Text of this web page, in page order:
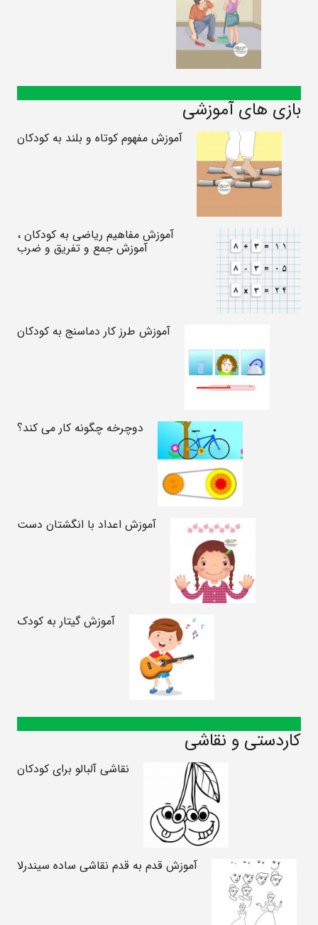
بازی های آموزشی
آموزش مفهوم کوتاه و بلند به کودکان
آموزش مفاهیم ریاضی به کودکان ،
آموزش جمع و تفریق و ضرب
آموزش طرز کار دماسنج به کودکان
دوچرخه چگونه کار می کند؟
آموزش اعداد با انگشتان دست
آموزش گیتار به کودک
کاردستی و نقاشی
نقاشی آلبالو برای کودکان
آموزش قدم به قدم نقاشی ساده سیندرلا